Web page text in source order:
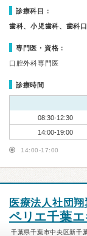
診療科目：
歯科、小児歯科、歯科
専門医・資格：
口腔外科専門医
診療時間
08:30-12:30
14:00-19:00
14:00-17:00
医療法人社団翔
ペリエ千葉エ
千葉県千葉市中央区新千